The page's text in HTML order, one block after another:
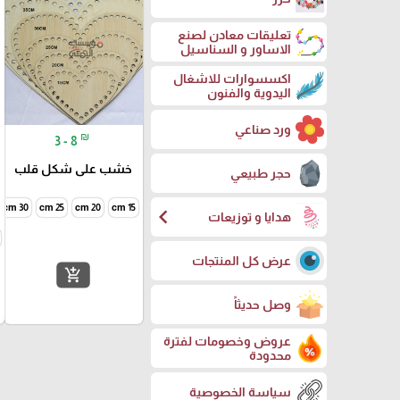
تعليقات معادن لصنع
الاساور و السناسيل
اكسسوارات للاشغال
اليدوية والفنون
ورد صناعي
حجر طبيعي
هدايا و توزيعات chevron_left
عرض كل المنتجات
وصل حديثاً
عروض وخصومات لفترة
محدودة
سياسة الخصوصية
3 - 8 ₪
خشب على شكل قلب
15 cm
20 cm
25 cm
30 cm
add_shopping_cart